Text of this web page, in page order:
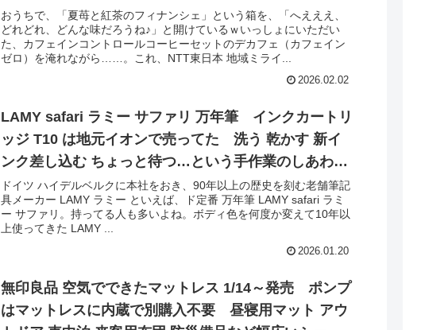
にその先に広がる地方創生に期待◎
おうちで、「夏苺と紅茶のフィナンシェ」という箱を、「へえええ、
どれどれ、どんな味だろうね♪」と開けているｗいっしょにいただい
た、カフェインコントロールコーヒーセットのデカフェ（カフェイン
ゼロ）を淹れながら……。これ、NTT東日本 地域ミライ...
2026.02.02
LAMY safari ラミー サファリ 万年筆 インクカートリ
ッジ T10 は地元イオンで売ってた 洗う 乾かす 新イ
ンク差し込む ちょっと待つ…という手作業のしあわせ
時間♪
ドイツ ハイデルベルクに本社をおき、90年以上の歴史を刻む老舗筆記
具メーカー LAMY ラミー といえば、ド定番 万年筆 LAMY safari ラミ
ー サファリ。持ってる人も多いよね。ボディ色を何度か変えて10年以
上使ってきた LAMY ...
2026.01.20
無印良品 空気でできたマットレス 1/14～発売 ポンプ
はマットレスに内蔵で別購入不要 昼寝用マット アウ